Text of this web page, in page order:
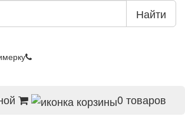
Найти
0 товаров